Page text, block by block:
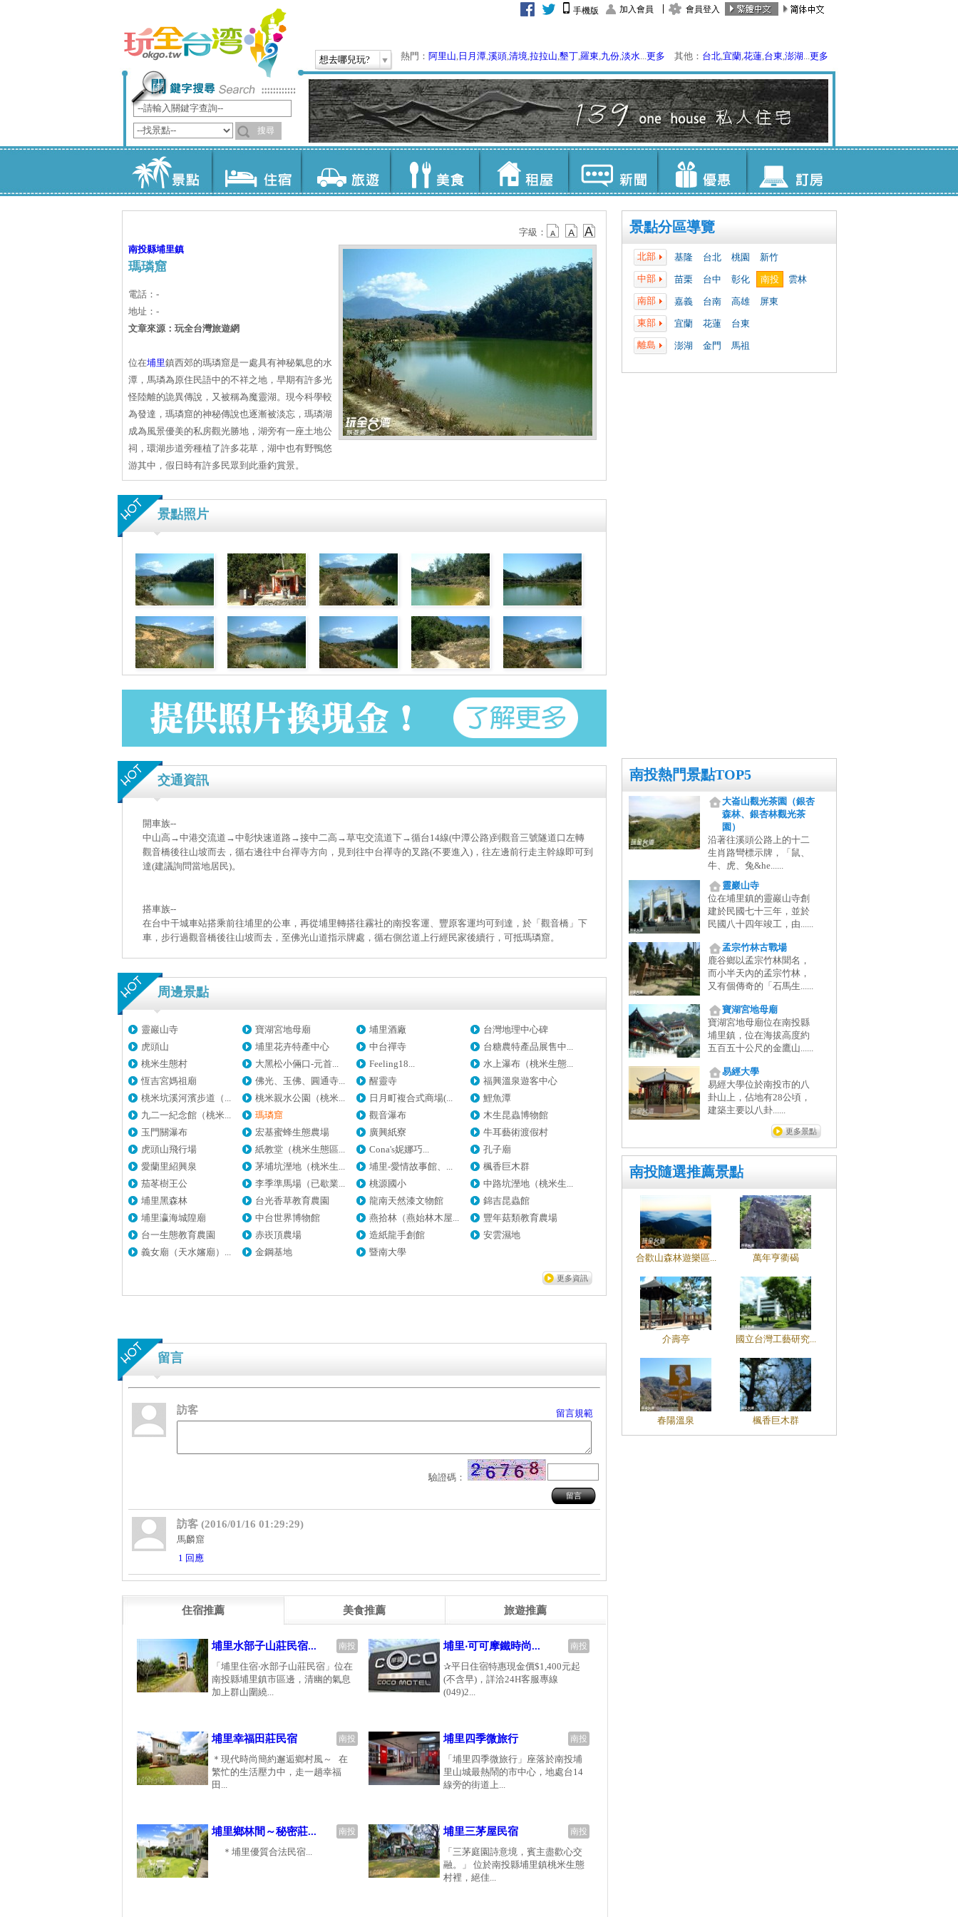
手機版 加入會員 會員登入
想去哪兒玩? 熱門： 阿里山, 日月潭,溪頭,清境,拉拉山,墾丁,羅東,九份,淡水...更多 其他： 台北,宜蘭,花蓮,台東,澎湖...更多
景點分區導覽
北部 基隆 台北 桃園
新竹
中部
苗栗 台中 彰化 南投
雲林
南部
嘉義 台南 高雄
屏東
東部
宜蘭 花蓮
台東
離島
澎湖 金門 馬祖
南投熱門景點TOP5
大崙山觀光茶園（銀杏
森林、銀杏林觀光茶
園）
沿著往溪頭公路上的十二
生肖路彎標示牌，「鼠、
牛、虎、兔&he......
靈巖山寺
位在埔里鎮的靈巖山寺創
建於民國七十三年，並於
民國八十四年竣工，由......
孟宗竹林古戰場
鹿谷鄉以孟宗竹林聞名，
而小半天內的孟宗竹林，
又有個傳奇的「石馬生......
寶湖宮地母廟
寶湖宮地母廟位在南投縣
埔里鎮，位在海拔高度約
五百五十公尺的金鷹山......
易經大學
易經大學位於南投市的八
卦山上，佔地有28公頃，
建築主要以八卦......
更多景點
南投隨選推薦景點
合歡山森林遊樂區... 萬年亨衢碣
介壽亭 國立台灣工藝研究...
春陽溫泉 楓香巨木群
字級：
南投縣埔里鎮
瑪璘窟
電話：-
地址：-
文章來源：玩全台灣旅遊網
位在埔里鎮西郊的瑪璘窟是一處具有神秘氣息的水
潭，馬璘為原住民語中的不祥之地，早期有許多光
怪陸離的詭異傳說，又被稱為魔靈湖。現今科學較
為發達，瑪璘窟的神秘傳說也逐漸被淡忘，瑪璘湖
成為風景優美的私房觀光勝地，湖旁有一座土地公
祠，環湖步道旁種植了許多花草，湖中也有野鴨悠
游其中，假日時有許多民眾到此垂釣賞景。
景點照片
交通資訊
開車族--
中山高→中港交流道→中彰快速道路→接中二高→草屯交流道下→循台14線(中潭公路)到觀音三號隧道口左轉
觀音橋後往山坡而去，循右邊往中台禪寺方向，見到往中台禪寺的叉路(不要進入)，往左邊前行走主幹線即可到
達(建議詢問當地居民)。
搭車族--
在台中干城車站搭乘前往埔里的公車，再從埔里轉搭往霧社的南投客運、豐原客運均可到達，於「觀音橋」下
車，步行過觀音橋後往山坡而去，至佛光山道指示牌處，循右側岔道上行經民家後續行，可抵瑪璘窟。
周邊景點
靈巖山寺 寶湖宮地母廟 埔里酒廠
台灣地理中心碑
虎頭山
埔里花卉特產中心 中台禪寺
台糖農特產品展售中...
桃米生態村
大黑松小倆口-元首... Feeling18...
水上瀑布（桃米生態...
恆吉宮媽祖廟
佛光、玉佛、圓通寺... 醒靈寺
福興溫泉遊客中心
桃米坑溪河濱步道（...
桃米親水公園（桃米... 日月町複合式商場(...
鯉魚潭
九二一紀念館（桃米...
瑪璘窟 觀音瀑布
木生昆蟲博物館
玉門關瀑布
宏基蜜蜂生態農場 廣興紙寮
牛耳藝術渡假村
虎頭山飛行場
紙教堂（桃米生態區... Cona's妮娜巧...
孔子廟
愛蘭里紹興泉
茅埔坑溼地（桃米生... 埔里-愛情故事館、...
楓香巨木群
茄苳樹王公
李季準馬場（已歇業... 桃源國小
中路坑溼地（桃米生...
埔里黑森林
台光香草教育農園 龍南天然漆文物館
錦吉昆蟲館
埔里瀛海城隍廟
中台世界博物館 燕拾林（燕始林木屋...
豐年菇類教育農場
台一生態教育農園
赤崁頂農場 造紙龍手創館
安雲濕地
義女廟（天水嬸廟）...
金鋼基地 暨南大學
更多資訊
留言
訪客 留言規範
驗證碼：
訪客 (2016/01/16 01:29:29)
馬麟窟
1 回應
住宿推薦 美食推薦 旅遊推薦
南投
埔里水部子山莊民宿...
「埔里住宿‧水部子山莊民宿」位在
南投縣埔里鎮市區邊，清幽的氣息
加上群山圍繞...
南投
埔里‧可可摩鐵時尚...
✰平日住宿特惠現金價$1,400元起
(不含早)，詳洽24H客服專線
(049)2...
南投
埔里幸福田莊民宿
＊現代時尚簡約邂逅鄉村風～ 在
繁忙的生活壓力中，走一趟幸福
田...
南投
埔里四季微旅行
「埔里四季微旅行」座落於南投埔
里山城最熱鬧的市中心，地處台14
線旁的街道上...
南投
埔里鄉林間～秘密莊...
＊埔里優質合法民宿...
南投
埔里三茅屋民宿
「三茅庭園詩意境，賓主盡歡心交
融。」 位於南投縣埔里鎮桃米生態
村裡，絕佳...